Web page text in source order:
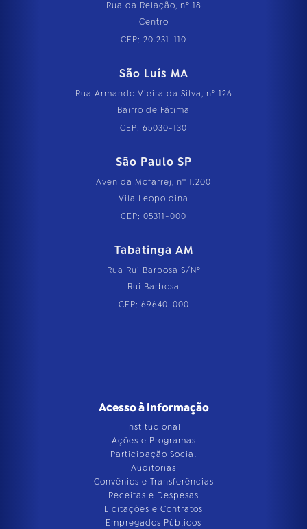
Rua da Relação, nº 18
Centro
CEP: 20.231-110
São Luís MA
Rua Armando Vieira da Silva, nº 126
Bairro de Fátima
CEP: 65030-130
São Paulo SP
Avenida Mofarrej, nº 1.200
Vila Leopoldina
CEP: 05311-000
Tabatinga AM
Rua Rui Barbosa S/Nº
Rui Barbosa
CEP: 69640-000
Acesso à Informação
Institucional
Ações e Programas
Participação Social
Auditorias
Convênios e Transferências
Receitas e Despesas
Licitações e Contratos
Empregados Públicos